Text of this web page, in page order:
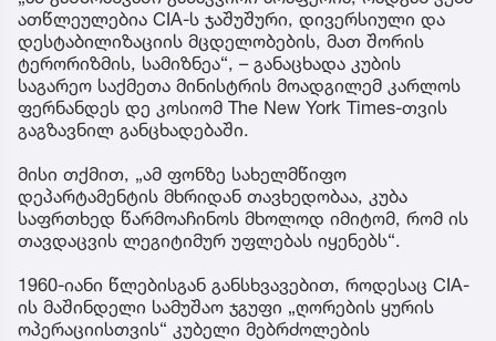
ათწლეულებია CIA-ს ჯაშუშური, დივერსიული და
დესტაბილიზაციის მცდელობების, მათ შორის
ტერორიზმის, სამიზნეა“, – განაცხადა კუბის
საგარეო საქმეთა მინისტრის მოადგილემ კარლოს
ფერნანდეს დე კოსიომ The New York Times-თვის
გაგზავნილ განცხადებაში.
მისი თქმით, „ამ ფონზე სახელმწიფო
დეპარტამენტის მხრიდან თავხედობაა, კუბა
საფრთხედ წარმოაჩინოს მხოლოდ იმიტომ, რომ ის
თავდაცვის ლეგიტიმურ უფლებას იყენებს“.
1960-იანი წლებისგან განსხვავებით, როდესაც CIA-
ის მაშინდელი სამუშაო ჯგუფი „ღორების ყურის
ოპერაციისთვის“ კუბელი მებრძოლების